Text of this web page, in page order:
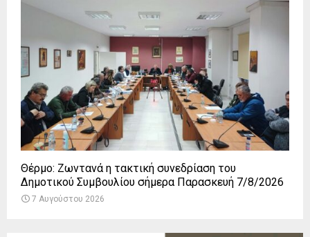
Θέρμο: Ζωντανά η τακτική συνεδρίαση του
Δημοτικού Συμβουλίου σήμερα Παρασκευή 7/8/2026
7 Αυγούστου 2026